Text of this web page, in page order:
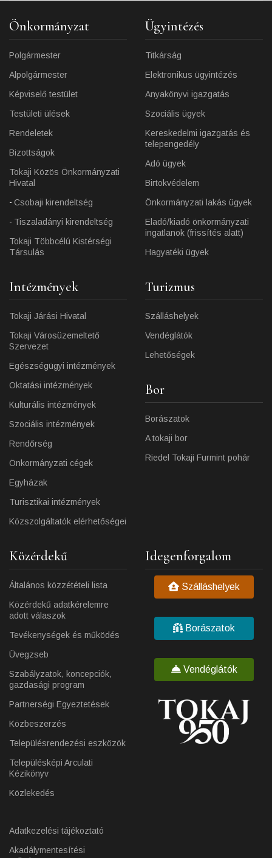
Önkormányzat
Polgármester
Alpolgármester
Képviselő testület
Testületi ülések
Rendeletek
Bizottságok
Tokaji Közös Önkormányzati
Hivatal
Csobaji kirendeltség
Tiszaladányi kirendeltség
Tokaji Többcélú Kistérségi
Társulás
Ügyintézés
Titkárság
Elektronikus ügyintézés
Anyakönyvi igazgatás
Szociális ügyek
Kereskedelmi igazgatás és
telepengedély
Adó ügyek
Birtokvédelem
Önkormányzati lakás ügyek
Eladó/kiadó önkormányzati
ingatlanok (frissítés alatt)
Hagyatéki ügyek
Intézmények
Tokaji Járási Hivatal
Tokaji Városüzemeltető
Szervezet
Egészségügyi intézmények
Oktatási intézmények
Kulturális intézmények
Szociális intézmények
Rendőrség
Önkormányzati cégek
Egyházak
Turisztikai intézmények
Közszolgáltatók elérhetőségei
Turizmus
Szálláshelyek
Vendéglátók
Lehetőségek
Bor
Borászatok
A tokaji bor
Riedel Tokaji Furmint pohár
Közérdekű
Általános közzétételi lista
Közérdekű adatkérelemre
adott válaszok
Tevékenységek és működés
Üvegzseb
Szabályzatok, koncepciók,
gazdasági program
Partnerségi Egyeztetések
Közbeszerzés
Településrendezési eszközök
Településképi Arculati
Kézikönyv
Közlekedés
Adatkezelési tájékoztató
Akadálymentesítési
Idegenforgalom
Szálláshelyek
Borászatok
Vendéglátók